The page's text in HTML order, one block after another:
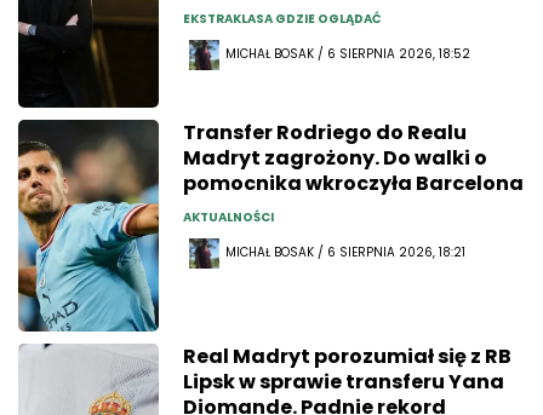
EKSTRAKLASA GDZIE OGLĄDAĆ
MICHAŁ BOSAK / 6 SIERPNIA 2026, 18:52
Transfer Rodriego do Realu
Madryt zagrożony. Do walki o
pomocnika wkroczyła Barcelona
AKTUALNOŚCI
MICHAŁ BOSAK / 6 SIERPNIA 2026, 18:21
Real Madryt porozumiał się z RB
Lipsk w sprawie transferu Yana
Diomande. Padnie rekord